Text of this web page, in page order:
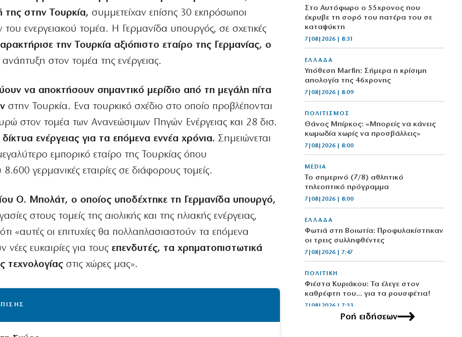
της στην Τουρκία, συμμετείχαν επίσης 30 εκπρόσωποι
του ενεργειακού τομέα. Η Γερμανίδα υπουργός, σε σχετικές
την Τουρκία αξιόπιστο εταίρο της Γερμανίας, ο
στον τομέα της ενέργειας.
να αποκτήσουν σημαντικό μερίδιο από τη μεγάλη πίτα
στην Τουρκία. Ενα τουρκικό σχέδιο στο οποίο προβλέπονται
στον τομέα των Ανανεώσιμων Πηγών Ενέργειας και 28 δισ.
ενέργειας για τα επόμενα εννέα χρόνια. Σημειώνεται
εμπορικό εταίρο της Τουρκίας όπου
γερμανικές εταιρίες σε διάφορους τομείς.
Ο. Μπολάτ, ο οποίος υποδέχτηκε τη Γερμανίδα υπουργό,
στους τομείς της αιολικής και της ηλιακής ενέργειας,
«αυτές οι επιτυχίες θα πολλαπλασιαστούν τα επόμενα
ευκαιρίες για τουςεπενδυτές, τα χρηματοπιστωτικά
τεχνολογίας στις χώρες μας».
Στο Αυτόφωρο ο 55χρονος που
έκρυβε τη σορό του πατέρα του σε
καταψύκτη
7|08|2026 | 8:31
ΕΛΛΑΔΑ
Υπόθεση Marfin: Σήμερα η κρίσιμη
απολογία της 46χρονης
7|08|2026 | 8:09
ΠΟΛΙΤΙΣΜΟΣ
Θάνος Μπίρκος: «Μπορείς να κάνεις
κωμωδία χωρίς να προσβάλλεις»
7|08|2026 | 8:00
MEDIA
Το σημερινό (7/8) αθλητικό
τηλεοπτικό πρόγραμμα
7|08|2026 | 8:00
ΕΛΛΑΔΑ
Φωτιά στη Βοιωτία: Προφυλακίστηκαν
οι τρεις συλληφθέντες
7|08|2026 | 7:47
ΠΟΛΙΤΙΚΗ
Φιέστα Κυριάκου: Τα έλεγε στον
καθρέφτη του… για τα ρουσφέτια!
7|08|2026 | 7:33
Ροή ειδήσεων